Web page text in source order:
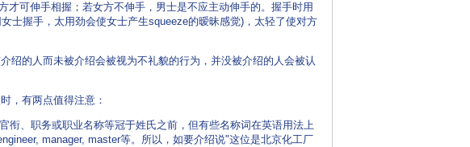
才可伸手相握；若女方不伸手，男士是不应主动伸手的。握手时用
士握手，太用劲会使女士产生squeeze的暧昧感觉)，太轻了使对方
绍的人而未被介绍会被视为不礼貌的行为，并没被介绍的人会被认
，有两点值得注意：
、职务或职业名称等冠于姓氏之前，但有些名称词在英语用法上
manager, master等。所以，如要介绍说"这位是北京化工厂